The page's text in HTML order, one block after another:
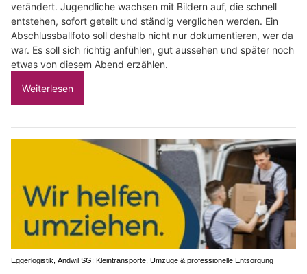
verändert. Jugendliche wachsen mit Bildern auf, die schnell
entstehen, sofort geteilt und ständig verglichen werden. Ein
Abschlussballfoto soll deshalb nicht nur dokumentieren, wer da
war. Es soll sich richtig anfühlen, gut aussehen und später noch
etwas von diesem Abend erzählen.
Weiterlesen
Eggerlogistik, Andwil SG: Kleintransporte, Umzüge & professionelle Entsorgung